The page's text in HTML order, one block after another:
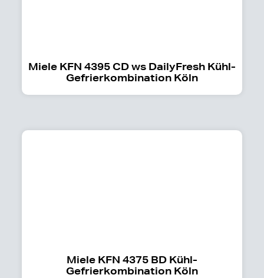
Miele KFN 4395 CD ws DailyFresh Kühl-
Gefrierkombination Köln
Miele KFN 4375 BD Kühl-
Gefrierkombination Köln